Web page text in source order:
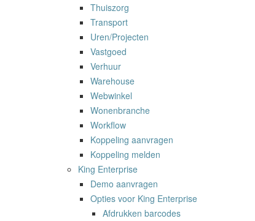
Thuiszorg
Transport
Uren/Projecten
Vastgoed
Verhuur
Warehouse
Webwinkel
Wonenbranche
Workflow
Koppeling aanvragen
Koppeling melden
King Enterprise
Demo aanvragen
Opties voor King Enterprise
Afdrukken barcodes